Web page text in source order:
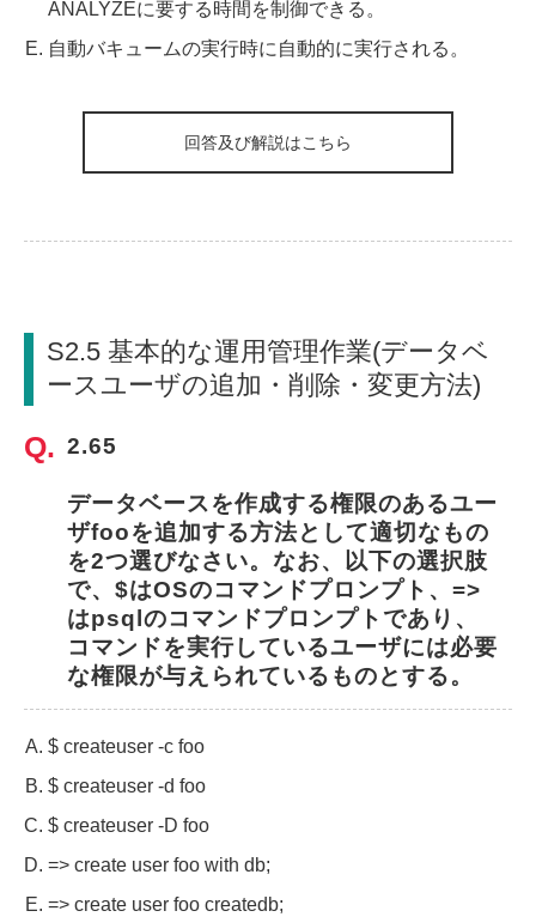
ANALYZEに要する時間を制御できる。
自動バキュームの実行時に自動的に実行される。
回答及び解説はこちら
S2.5 基本的な運用管理作業(データベ
ースユーザの追加・削除・変更方法)
2.65
データベースを作成する権限のあるユー
ザfooを追加する方法として適切なもの
を2つ選びなさい。なお、以下の選択肢
で、$はOSのコマンドプロンプト、=>
はpsqlのコマンドプロンプトであり、
コマンドを実行しているユーザには必要
な権限が与えられているものとする。
$ createuser -c foo
$ createuser -d foo
$ createuser -D foo
=> create user foo with db;
=> create user foo createdb;